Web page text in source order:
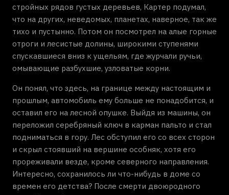
стройных рядов густых деревьев, Картер подумал,
что на других, неведомых, планетах, наверное, так же
тихо и пустынно. Потом он посмотрел на алые горные
отроги и лесистые долины, широкими ступенями
спускавшиеся вниз к ущельям, где журчали ручьи,
омывающие разбухшие, узловатые корни.
Он понял, что здесь, на границе между настоящим и
прошлым, автомобиль ему больше не понадобится, и
оставил его на лесной опушке. Выйдя из машины, он
переложил серебряный ключ в карман пальто и стал
подниматься в гору. Лес обступил его со всех сторон
и скрыл стоявший на вершине особняк, хотя его
прореживали везде, кроме северного направления.
Интересно, сохранилось ли что-нибудь в доме со
времен его детства? После смерти двоюродного